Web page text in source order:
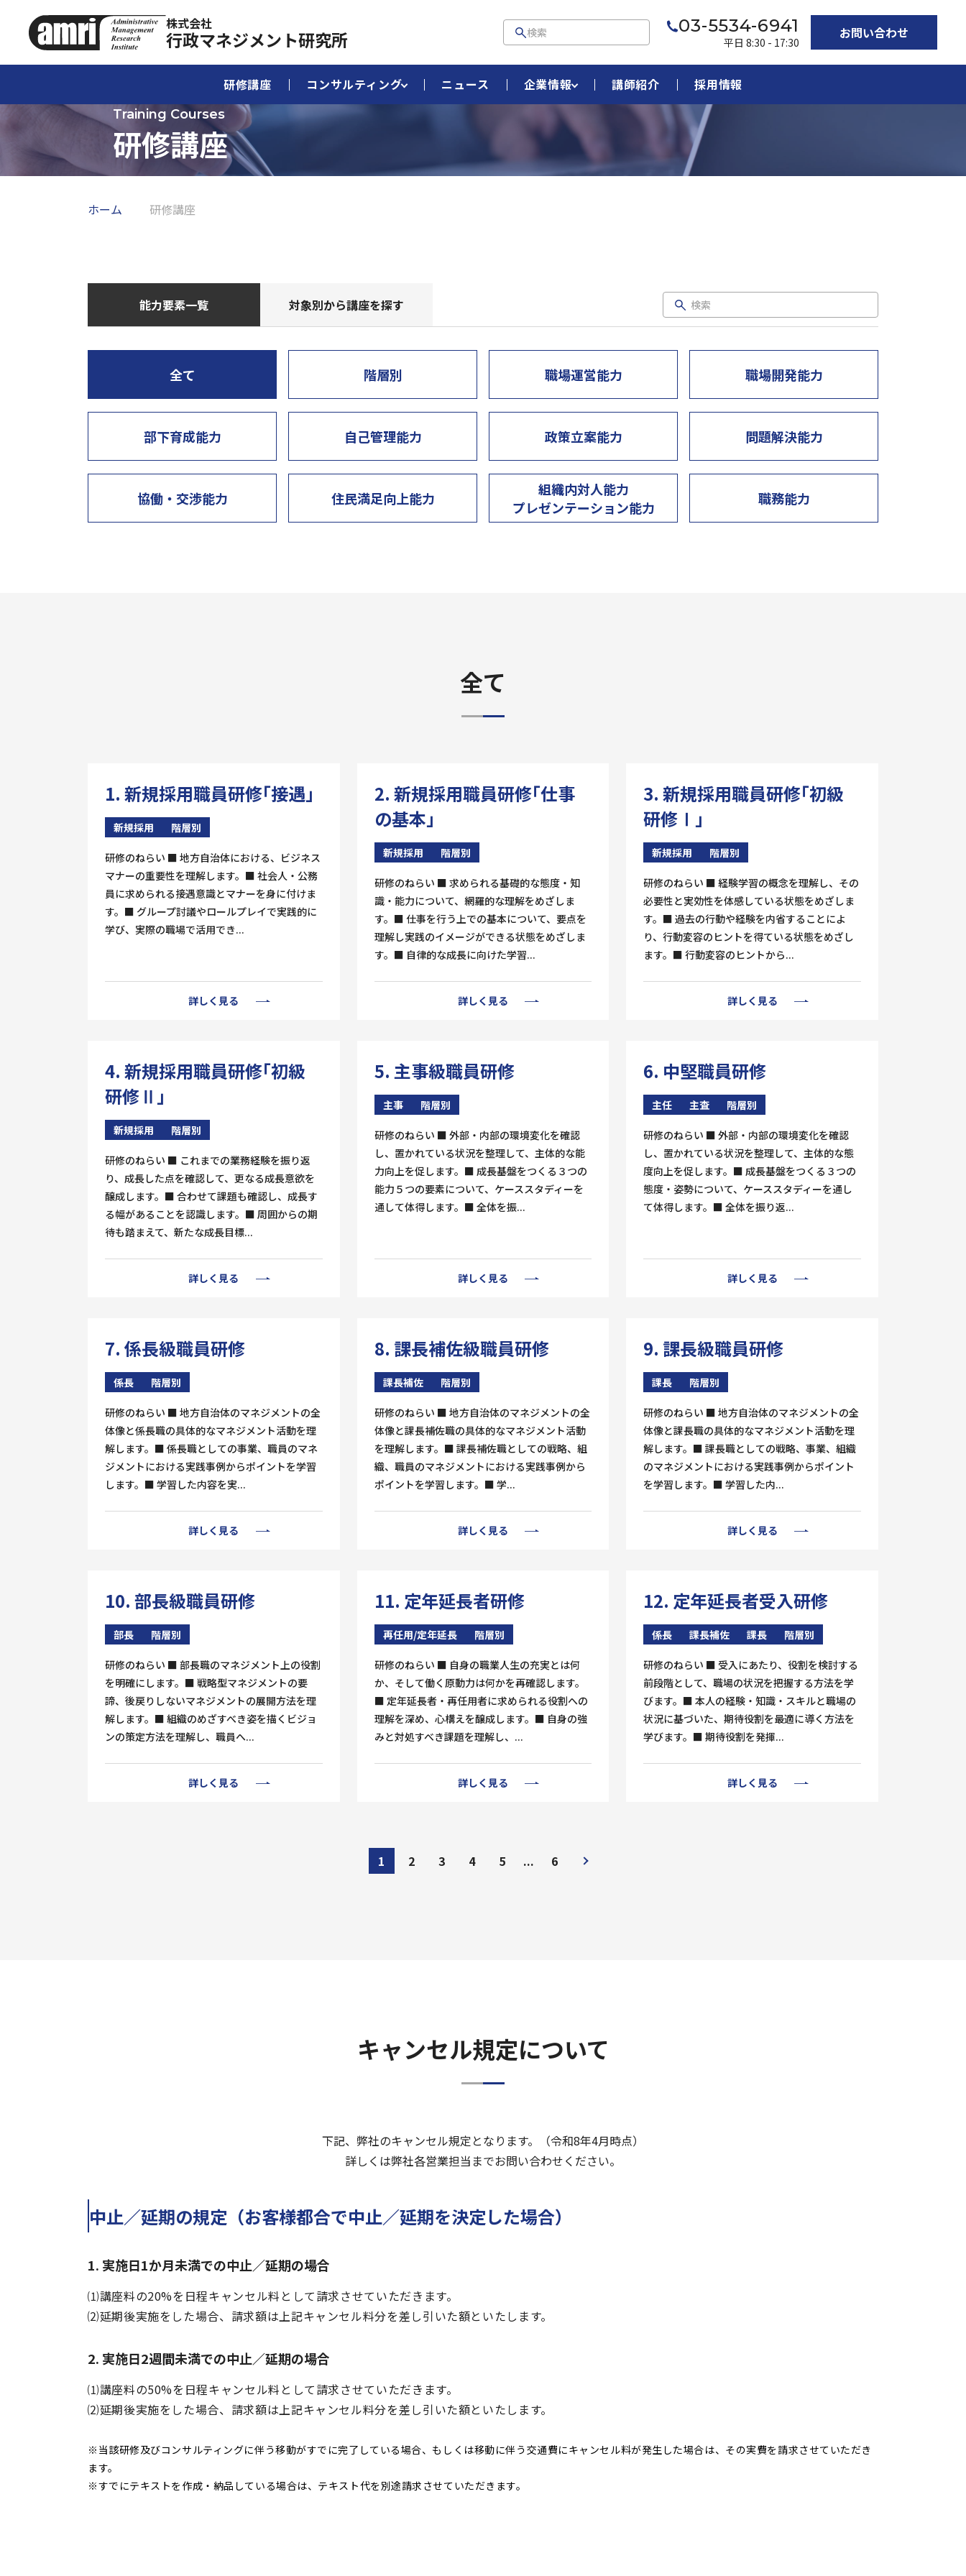
株式会社
行政マネジメント研究所
03-5534-6941
平日 8:30 - 17:30
お問い合わせ
研修講座 コンサルティング ニュース 企業情報 講師紹介 採用情報
研修講座
ホーム 研修講座
能力要素一覧 対象別から講座を探す
全て 階層別 職場運営能力 職場開発能力
部下育成能力 自己管理能力 政策立案能力 問題解決能力
協働・交渉能力 住民満足向上能力
組織内対人能力
プレゼンテーション能力
職務能力
全て
1. 新規採用職員研修「接遇」
新規採用 階層別
研修のねらい ■ 地方自治体における、ビジネス
マナーの重要性を理解します。■ 社会人・公務
員に求められる接遇意識とマナーを身に付けま
す。■ グループ討議やロールプレイで実践的に
学び、実際の職場で活用でき...
詳しく見る
2. 新規採用職員研修「仕事
の基本」
新規採用 階層別
研修のねらい ■ 求められる基礎的な態度・知
識・能力について、網羅的な理解をめざしま
す。■ 仕事を行う上での基本について、要点を
理解し実践のイメージができる状態をめざしま
す。■ 自律的な成長に向けた学習...
詳しく見る
3. 新規採用職員研修「初級
研修Ⅰ」
新規採用 階層別
研修のねらい ■ 経験学習の概念を理解し、その
必要性と実効性を体感している状態をめざしま
す。■ 過去の行動や経験を内省することによ
り、行動変容のヒントを得ている状態をめざし
ます。■ 行動変容のヒントから...
詳しく見る
4. 新規採用職員研修「初級
研修Ⅱ」
新規採用 階層別
研修のねらい ■ これまでの業務経験を振り返
り、成長した点を確認して、更なる成長意欲を
醸成します。■ 合わせて課題も確認し、成長す
る幅があることを認識します。■ 周囲からの期
待も踏まえて、新たな成長目標...
詳しく見る
5. 主事級職員研修
主事 階層別
研修のねらい ■ 外部・内部の環境変化を確認
し、置かれている状況を整理して、主体的な能
力向上を促します。■ 成長基盤をつくる３つの
能力５つの要素について、ケーススタディーを
通して体得します。■ 全体を振...
詳しく見る
6. 中堅職員研修
主任 主査 階層別
研修のねらい ■ 外部・内部の環境変化を確認
し、置かれている状況を整理して、主体的な態
度向上を促します。■ 成長基盤をつくる３つの
態度・姿勢について、ケーススタディーを通し
て体得します。■ 全体を振り返...
詳しく見る
7. 係長級職員研修
係長 階層別
研修のねらい ■ 地方自治体のマネジメントの全
体像と係長職の具体的なマネジメント活動を理
解します。■ 係長職としての事業、職員のマネ
ジメントにおける実践事例からポイントを学習
します。■ 学習した内容を実...
詳しく見る
8. 課長補佐級職員研修
課長補佐 階層別
研修のねらい ■ 地方自治体のマネジメントの全
体像と課長補佐職の具体的なマネジメント活動
を理解します。■ 課長補佐職としての戦略、組
織、職員のマネジメントにおける実践事例から
ポイントを学習します。■ 学...
詳しく見る
9. 課長級職員研修
課長 階層別
研修のねらい ■ 地方自治体のマネジメントの全
体像と課長職の具体的なマネジメント活動を理
解します。■ 課長職としての戦略、事業、組織
のマネジメントにおける実践事例からポイント
を学習します。■ 学習した内...
詳しく見る
10. 部長級職員研修
部長 階層別
研修のねらい ■ 部長職のマネジメント上の役割
を明確にします。■ 戦略型マネジメントの要
諦、後戻りしないマネジメントの展開方法を理
解します。■ 組織のめざすべき姿を描くビジョ
ンの策定方法を理解し、職員へ...
詳しく見る
11. 定年延長者研修
再任用/定年延長 階層別
研修のねらい ■ 自身の職業人生の充実とは何
か、そして働く原動力は何かを再確認します。
■ 定年延長者・再任用者に求められる役割への
理解を深め、心構えを醸成します。■ 自身の強
みと対処すべき課題を理解し、...
詳しく見る
12. 定年延長者受入研修
係長 課長補佐 課長 階層別
研修のねらい ■ 受入にあたり、役割を検討する
前段階として、職場の状況を把握する方法を学
びます。■ 本人の経験・知識・スキルと職場の
状況に基づいた、期待役割を最適に導く方法を
学びます。■ 期待役割を発揮...
詳しく見る
1 2 3 4 5 ... 6
キャンセル規定について
下記、弊社のキャンセル規定となります。（令和8年4月時点）
詳しくは弊社各営業担当までお問い合わせください。
中止／延期の規定（お客様都合で中止／延期を決定した場合）
1. 実施日1か月未満での中止／延期の場合
⑴講座料の20%を日程キャンセル料として請求させていただきます。
⑵延期後実施をした場合、請求額は上記キャンセル料分を差し引いた額といたします。
2. 実施日2週間未満での中止／延期の場合
⑴講座料の50%を日程キャンセル料として請求させていただきます。
⑵延期後実施をした場合、請求額は上記キャンセル料分を差し引いた額といたします。
※当該研修及びコンサルティングに伴う移動がすでに完了している場合、もしくは移動に伴う交通費にキャンセル料が発生した場合は、その実費を請求させていただき
ます。
※すでにテキストを作成・納品している場合は、テキスト代を別途請求させていただきます。